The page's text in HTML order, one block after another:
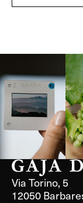
Langa, 1977
Via Torino, 5
12050